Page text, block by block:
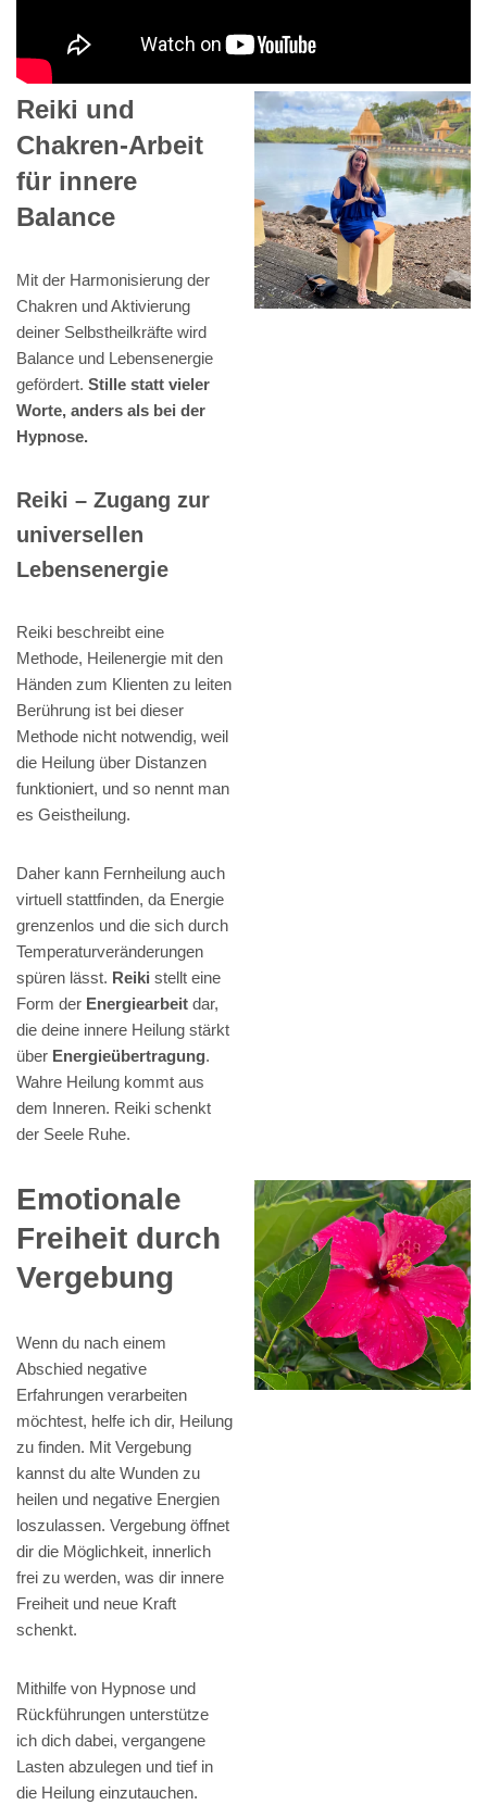
Reiki und
Chakren-Arbeit
für innere
Balance
Mit der Harmonisierung der
Chakren und Aktivierung
deiner Selbstheilkräfte wird
Balance und Lebensenergie
gefördert. Stille statt vieler
Worte, anders als bei der
Hypnose.
Reiki – Zugang zur
universellen
Lebensenergie
Reiki beschreibt eine
Methode, Heilenergie mit den
Händen zum Klienten zu leiten
Berührung ist bei dieser
Methode nicht notwendig, weil
die Heilung über Distanzen
funktioniert, und so nennt man
es Geistheilung.
Daher kann Fernheilung auch
virtuell stattfinden, da Energie
grenzenlos und die sich durch
Temperaturveränderungen
spüren lässt. Reiki stellt eine
Form der Energiearbeit dar,
die deine innere Heilung stärkt
über Energieübertragung.
Wahre Heilung kommt aus
dem Inneren. Reiki schenkt
der Seele Ruhe.
Emotionale
Freiheit durch
Vergebung
Wenn du nach einem
Abschied negative
Erfahrungen verarbeiten
möchtest, helfe ich dir, Heilung
zu finden. Mit Vergebung
kannst du alte Wunden zu
heilen und negative Energien
loszulassen. Vergebung öffnet
dir die Möglichkeit, innerlich
frei zu werden, was dir innere
Freiheit und neue Kraft
schenkt.
Mithilfe von Hypnose und
Rückführungen unterstütze
ich dich dabei, vergangene
Lasten abzulegen und tief in
die Heilung einzutauchen.